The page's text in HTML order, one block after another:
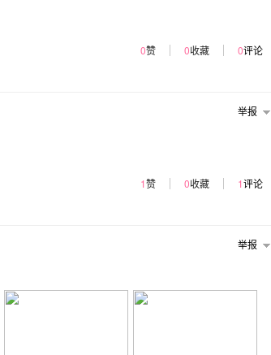
0赞 0收藏 0评论
1赞 0收藏 1评论
举报
举报